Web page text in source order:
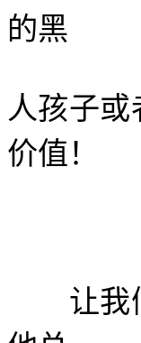
的黑
人孩子
价值！
让我们